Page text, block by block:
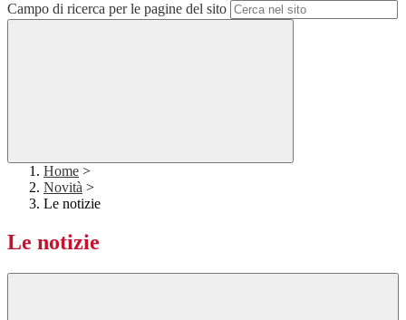
Campo di ricerca per le pagine del sito
Home >
Novità >
Le notizie
Le notizie